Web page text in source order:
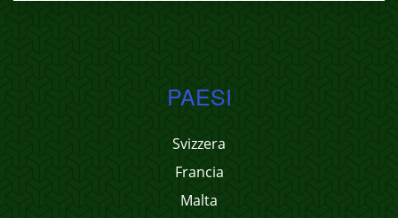
PAESI
Svizzera
Francia
Malta